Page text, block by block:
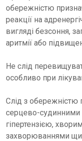
обережністю
реакції на
вигляді безсоння,
аритмії або
Не слід
особливо при
Слід з обережністю
серцево-судинними
гіпертензією,
захворюваннями